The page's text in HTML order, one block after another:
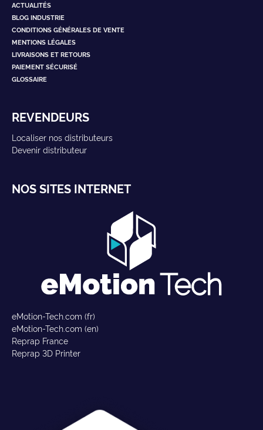
ACTUALITÉS
BLOG INDUSTRIE
CONDITIONS GÉNÉRALES DE VENTE
MENTIONS LÉGALES
LIVRAISONS ET RETOURS
PAIEMENT SÉCURISÉ
GLOSSAIRE
REVENDEURS
Localiser nos distributeurs
Devenir distributeur
NOS SITES INTERNET
eMotion-Tech.com (fr)
eMotion-Tech.com (en)
Reprap France
Reprap 3D Printer